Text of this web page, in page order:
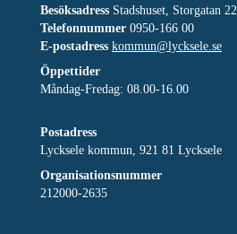
Besöksadress Stadshuset, Storgatan 22
Telefonnummer 0950-166 00
E-postadress kommun@lycksele.se
Öppettider
Måndag-Fredag: 08.00-16.00
Postadress
Lycksele kommun, 921 81 Lycksele
Organisationsnummer
212000-2635